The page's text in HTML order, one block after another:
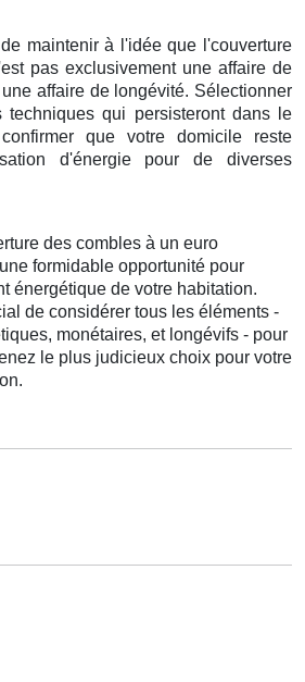
de maintenirà l'idéeque l'couverture
pas exclusivementune affairede
affairede longévité. Sélectionner
techniques qui persisterontdans le
confirmer que votre domicile reste
d'énergiepour dediverses
des combles à un euro
une formidable opportunité pour
énergétique de votre habitation.
de considérer tous les éléments -
, monétaires, et longévifs - pour
le plus judicieux choix pour votre
.